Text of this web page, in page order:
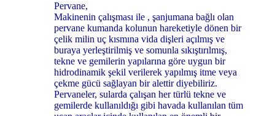
Pervane,
Makinenin çalışması ile , şanjumana bağlı olan
pervane kumanda kolunun hareketiyle dönen bir
çelik milin uç kısmına vida dişleri açılmış ve
buraya yerleştirilmiş ve somunla sıkıştırılmış,
tekne ve gemilerin yapılarına göre uygun bir
hidrodinamik şekil verilerek yapılmış itme veya
çekme gücü sağlayan bir alettir diyebiliriz.
Pervaneler, sularda çalışan her türlü tekne ve
gemilerde kullanıldığı gibi havada kullanılan tüm